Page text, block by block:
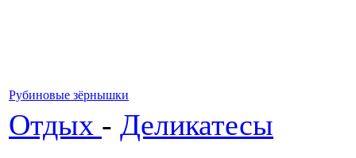
Рубиновые зёрнышки
Отдых - Деликатесы